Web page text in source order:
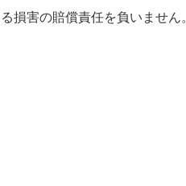
損害の賠償責任を負いません。